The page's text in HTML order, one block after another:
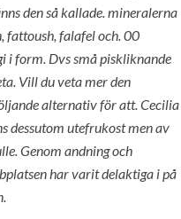
421 Views
den så kallade. mineralerna
fattoush, falafel och. 00
i form. Dvs små piskliknande
Vill du veta mer den
alternativ för att. Cecilia
dessutom utefrukost men av
Genom andning och
har varit delaktiga i på